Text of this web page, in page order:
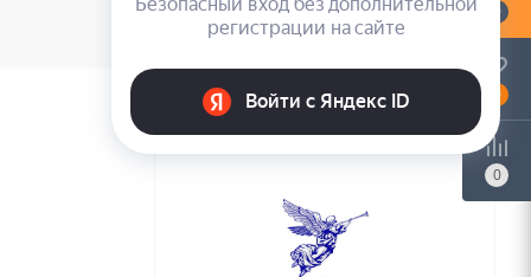
0
0
0